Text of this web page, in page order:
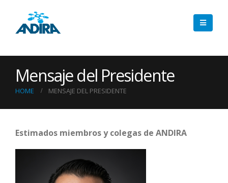
Mensaje del Presidente
HOME MENSAJE DEL PRESIDENTE
Estimados miembros y colegas de ANDIRA